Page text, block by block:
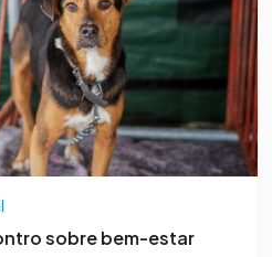
sobre bem-estar